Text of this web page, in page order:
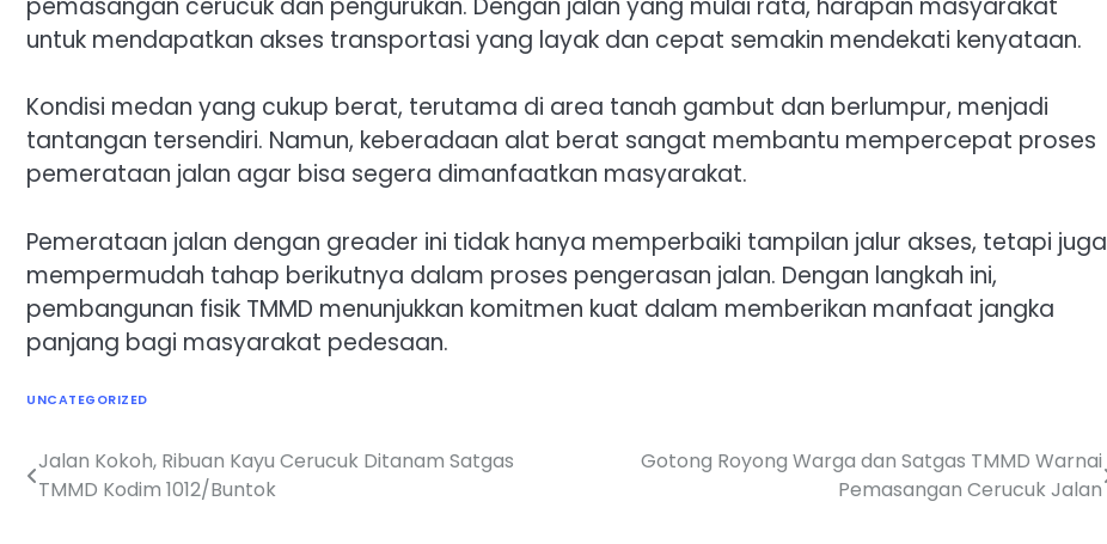
untuk mendapatkan akses transportasi yang layak dan cepat semakin mendekati kenyataan.
Kondisi medan yang cukup berat, terutama di area tanah gambut dan berlumpur, menjadi
tantangan tersendiri. Namun, keberadaan alat berat sangat membantu mempercepat proses
pemerataan jalan agar bisa segera dimanfaatkan masyarakat.
Pemerataan jalan dengan greader ini tidak hanya memperbaiki tampilan jalur akses, tetapi juga
mempermudah tahap berikutnya dalam proses pengerasan jalan. Dengan langkah ini,
pembangunan fisik TMMD menunjukkan komitmen kuat dalam memberikan manfaat jangka
panjang bagi masyarakat pedesaan.
UNCATEGORIZED
Navigasi
Jalan Kokoh, Ribuan Kayu Cerucuk Ditanam Satgas
TMMD Kodim 1012/Buntok
Gotong Royong Warga dan Satgas TMMD Warnai
Pemasangan Cerucuk Jalan